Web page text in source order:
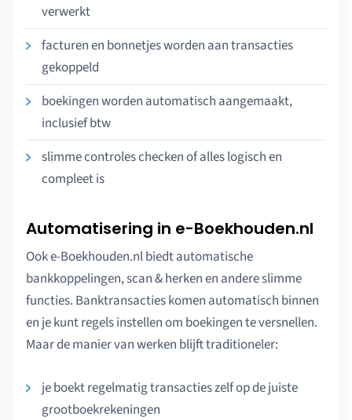
verwerkt
facturen en bonnetjes worden aan transacties
gekoppeld
boekingen worden automatisch aangemaakt,
inclusief btw
slimme controles checken of alles logisch en
compleet is
Automatisering in e-Boekhouden.nl
Ook e-Boekhouden.nl biedt automatische
bankkoppelingen, scan & herken en andere slimme
functies. Banktransacties komen automatisch binnen
en je kunt regels instellen om boekingen te versnellen.
Maar de manier van werken blijft traditioneler:
je boekt regelmatig transacties zelf op de juiste
grootboekrekeningen